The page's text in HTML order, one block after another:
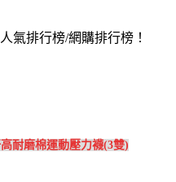
氣排行榜/網購排行榜！
耐磨棉運動壓力襪(3雙)